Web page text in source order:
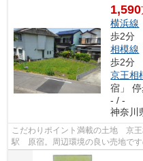
1,590
横浜線
歩2分
相模線
歩2分
京王相
宿」
- / -
神奈川
こだわりポイント満載の土地
駅 原宿。周辺環境の良い売地で
です。建築プランの自由度が高い、